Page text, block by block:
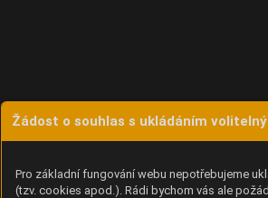
Žádost o souhlas s ukládáním
Pro základní fungování webu nepotřebujeme
(tzv. cookies apod.). Rádi bychom vás ale